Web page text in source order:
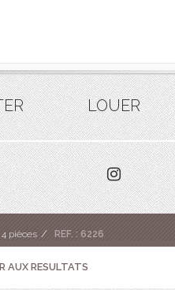
LOUER
4 pièces REF. : 6226
AUX RESULTATS